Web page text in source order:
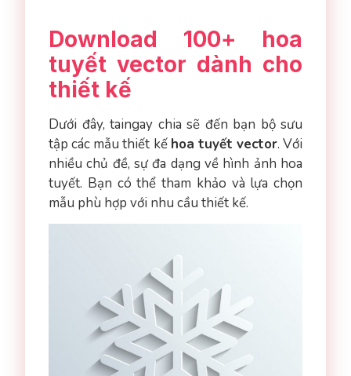
Download 100+ hoa
tuyết vector dành cho
thiết kế
Dưới đây, taingay chia sẽ đến bạn bộ sưu
tập các mẫu thiết kế hoa tuyết vector. Với
nhiều chủ đề, sự đa dạng về hình ảnh hoa
tuyết. Bạn có thể tham khảo và lựa chọn
mẫu phù hợp với nhu cầu thiết kế.